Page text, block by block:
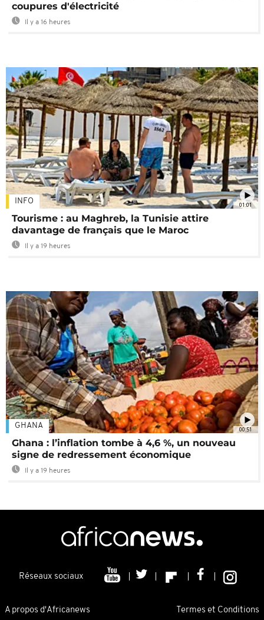
coupures d'électricité
Il y a 16 heures
01:01
INFO
Tourisme : au Maghreb, la Tunisie attire
davantage de français que le Maroc
Il y a 19 heures
00:51
GHANA
Ghana : l’inflation tombe à 4,6 %, un nouveau
signe de redressement économique
Il y a 19 heures
Réseaux sociaux
A propos d'Africanews Termes et Conditions